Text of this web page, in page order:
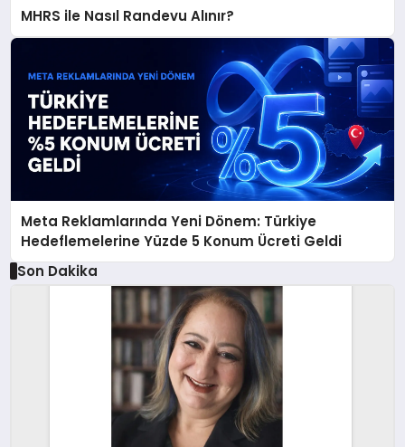
MHRS ile Nasıl Randevu Alınır?
Meta Reklamlarında Yeni Dönem: Türkiye
Hedeflemelerine Yüzde 5 Konum Ücreti Geldi
Son Dakika